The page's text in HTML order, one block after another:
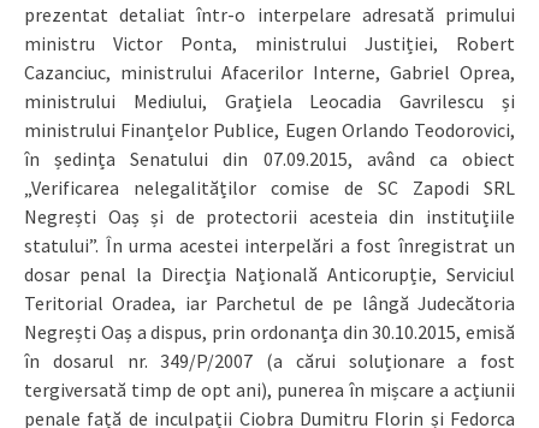
prezentat detaliat într-o interpelare adresată primului
ministru Victor Ponta, ministrului Justiției, Robert
Cazanciuc, ministrului Afacerilor Interne, Gabriel Oprea,
ministrului Mediului, Grațiela Leocadia Gavrilescu și
ministrului Finanțelor Publice, Eugen Orlando Teodorovici,
în ședința Senatului din 07.09.2015, având ca obiect
„Verificarea nelegalităților comise de SC Zapodi SRL
Negrești Oaș și de protectorii acesteia din instituțiile
statului”. În urma acestei interpelări a fost înregistrat un
dosar penal la Direcția Națională Anticorupție, Serviciul
Teritorial Oradea, iar Parchetul de pe lângă Judecătoria
Negrești Oaș a dispus, prin ordonanța din 30.10.2015, emisă
în dosarul nr. 349/P/2007 (a cărui soluționare a fost
tergiversată timp de opt ani), punerea în mișcare a acțiunii
penale față de inculpații Ciobra Dumitru Florin și Fedorca